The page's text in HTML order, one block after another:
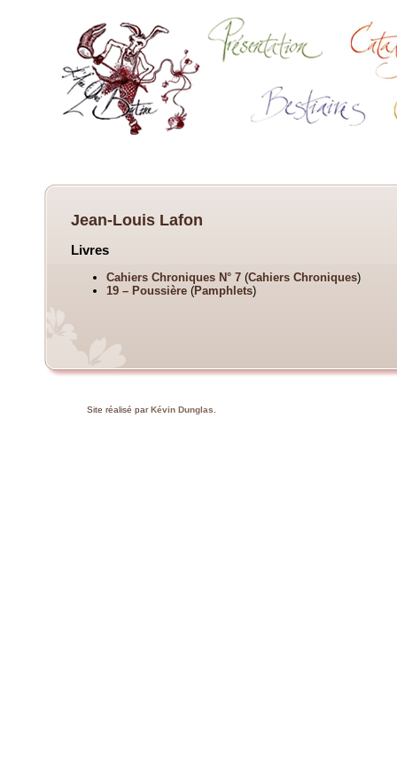
Jean-Louis Lafon
Livres
Cahiers Chroniques N° 7 (Cahiers Chroniques)
19 – Poussière (Pamphlets)
Site réalisé par Kévin Dunglas.